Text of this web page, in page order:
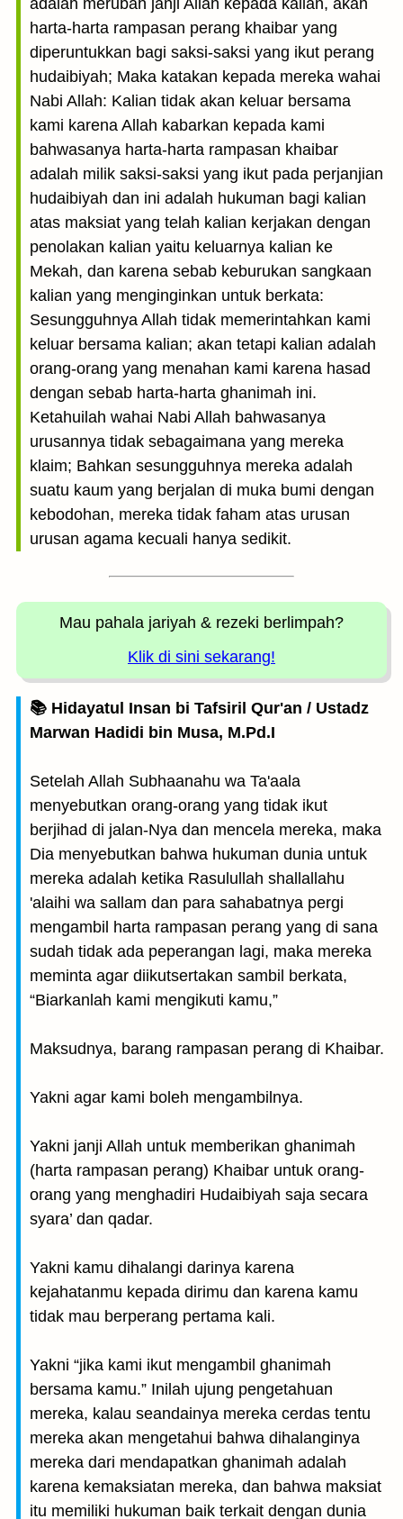
adalah merubah janji Allah kepada kalian, akan
harta-harta rampasan perang khaibar yang
diperuntukkan bagi saksi-saksi yang ikut perang
hudaibiyah; Maka katakan kepada mereka wahai
Nabi Allah: Kalian tidak akan keluar bersama
kami karena Allah kabarkan kepada kami
bahwasanya harta-harta rampasan khaibar
adalah milik saksi-saksi yang ikut pada perjanjian
hudaibiyah dan ini adalah hukuman bagi kalian
atas maksiat yang telah kalian kerjakan dengan
penolakan kalian yaitu keluarnya kalian ke
Mekah, dan karena sebab keburukan sangkaan
kalian yang menginginkan untuk berkata:
Sesungguhnya Allah tidak memerintahkan kami
keluar bersama kalian; akan tetapi kalian adalah
orang-orang yang menahan kami karena hasad
dengan sebab harta-harta ghanimah ini.
Ketahuilah wahai Nabi Allah bahwasanya
urusannya tidak sebagaimana yang mereka
klaim; Bahkan sesungguhnya mereka adalah
suatu kaum yang berjalan di muka bumi dengan
kebodohan, mereka tidak faham atas urusan
urusan agama kecuali hanya sedikit.
Mau pahala jariyah & rezeki berlimpah?
Klik di sini sekarang!
📚 Hidayatul Insan bi Tafsiril Qur'an / Ustadz
Marwan Hadidi bin Musa, M.Pd.I
Setelah Allah Subhaanahu wa Ta'aala
menyebutkan orang-orang yang tidak ikut
berjihad di jalan-Nya dan mencela mereka, maka
Dia menyebutkan bahwa hukuman dunia untuk
mereka adalah ketika Rasulullah shallallahu
'alaihi wa sallam dan para sahabatnya pergi
mengambil harta rampasan perang yang di sana
sudah tidak ada peperangan lagi, maka mereka
meminta agar diikutsertakan sambil berkata,
“Biarkanlah kami mengikuti kamu,”
Maksudnya, barang rampasan perang di Khaibar.
Yakni agar kami boleh mengambilnya.
Yakni janji Allah untuk memberikan ghanimah
(harta rampasan perang) Khaibar untuk orang-
orang yang menghadiri Hudaibiyah saja secara
syara’ dan qadar.
Yakni kamu dihalangi darinya karena
kejahatanmu kepada dirimu dan karena kamu
tidak mau berperang pertama kali.
Yakni “jika kami ikut mengambil ghanimah
bersama kamu.” Inilah ujung pengetahuan
mereka, kalau seandainya mereka cerdas tentu
mereka akan mengetahui bahwa dihalanginya
mereka dari mendapatkan ghanimah adalah
karena kemaksiatan mereka, dan bahwa maksiat
itu memiliki hukuman baik terkait dengan dunia